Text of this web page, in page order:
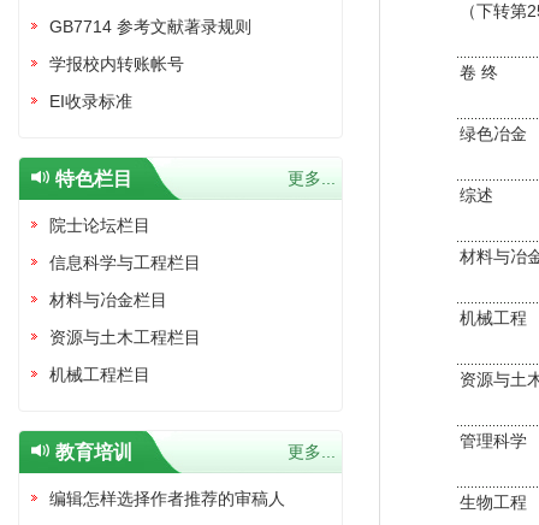
（下转第
卷 终
绿色冶金
综述
材料与冶
机械工程
资源与土
管理科学
生物工程
GB7714 参考文献著录规则
学报校内转账帐号
EI收录标准
特色栏目 更多...
院士论坛栏目
信息科学与工程栏目
材料与冶金栏目
资源与土木工程栏目
机械工程栏目
教育培训 更多...
编辑怎样选择作者推荐的审稿人